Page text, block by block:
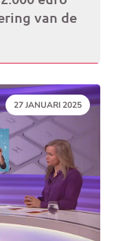
van de
DATUM:
27 JANUARI 2025